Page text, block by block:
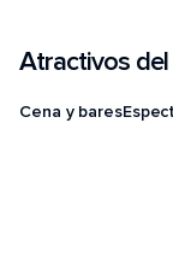
Atractivos
Cena y bares